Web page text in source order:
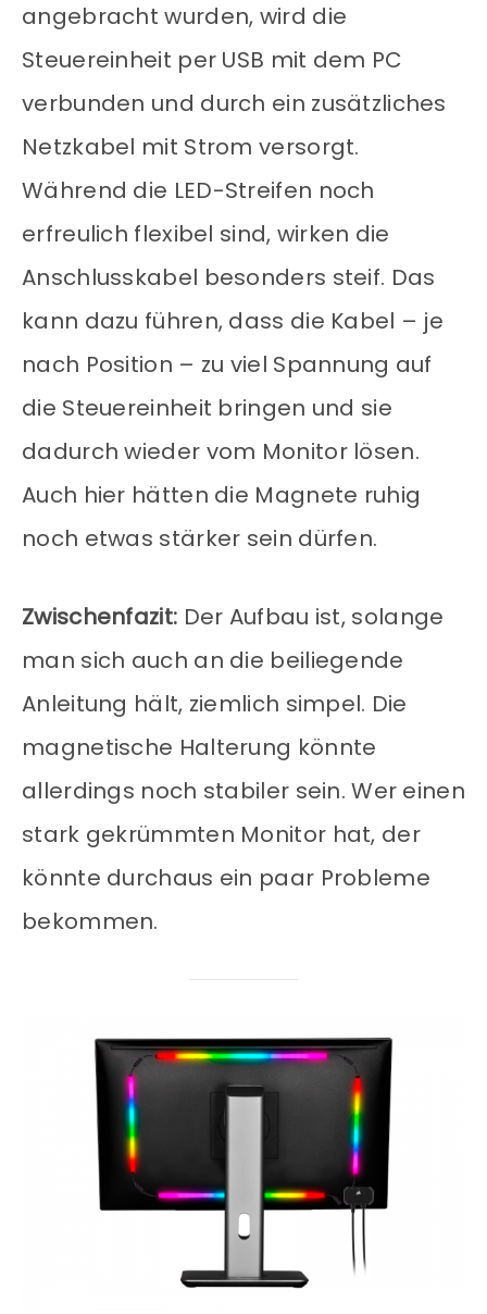
angebracht wurden, wird die
Steuereinheit per USB mit dem PC
verbunden und durch ein zusätzliches
Netzkabel mit Strom versorgt.
Während die LED-Streifen noch
erfreulich flexibel sind, wirken die
Anschlusskabel besonders steif. Das
kann dazu führen, dass die Kabel – je
nach Position – zu viel Spannung auf
die Steuereinheit bringen und sie
dadurch wieder vom Monitor lösen.
Auch hier hätten die Magnete ruhig
noch etwas stärker sein dürfen.
Zwischenfazit: Der Aufbau ist, solange
man sich auch an die beiliegende
Anleitung hält, ziemlich simpel. Die
magnetische Halterung könnte
allerdings noch stabiler sein. Wer einen
stark gekrümmten Monitor hat, der
könnte durchaus ein paar Probleme
bekommen.